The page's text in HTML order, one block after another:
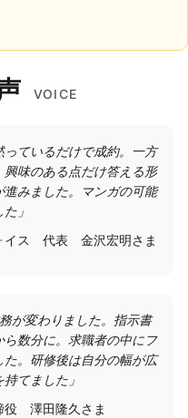
VOICE
っているだけで成約。一方
味のある点だけ答える形
みました。マンガの可能
」
イス 代表 金沢宏明さま
が変わりました。指示書
数分に。求職者の中にフ
た。研修後は自分の幅が広
てました」
澤田隆久さま